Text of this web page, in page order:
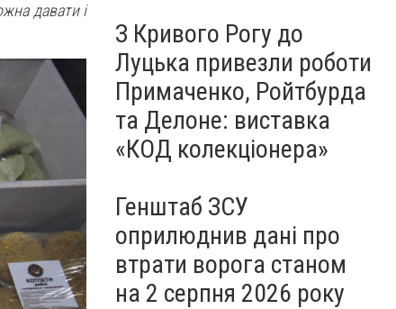
давати і
З Кривого Рогу до
Луцька привезли роботи
Примаченко, Ройтбурда
та Делоне: виставка
«КОД колекціонера»
Генштаб ЗСУ
оприлюднив дані про
втрати ворога станом
на 2 серпня 2026 року